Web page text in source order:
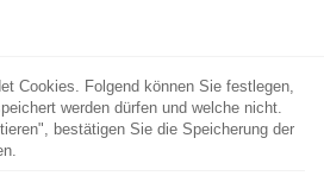
MELDEN
Start
Cookies. Folgend können Sie festlegen,
werden dürfen und welche nicht.
bestätigen Sie die Speicherung der